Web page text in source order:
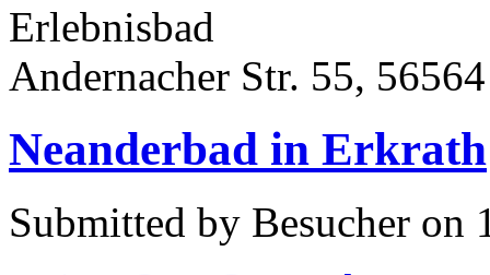
Erlebnisbad
Andernacher Str. 55,
Neanderbad in Erkrath
Submitted by Besucher on